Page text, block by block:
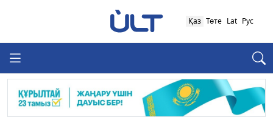
Қаз Төте Lat Рус